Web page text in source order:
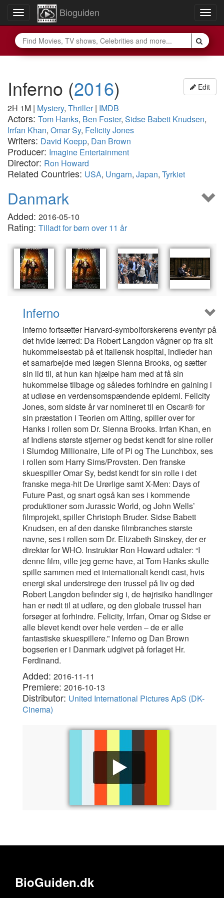
Toggle
navigation
Bioguiden
Edit
Inferno (2016)
2H 1M | Mystery, Thriller| IMDB
Actors: Tom Hanks, Ben Foster, Sidse Babett Knudsen,
Irrfan Khan, Omar Sy, Felicity Jones
Writers: David Koepp, Dan Brown
Producer: Imagine Entertainment
Director: Ron Howard
Related Countries: USA, Ungarn, Japan, Tyrkiet
Danmark
Added: 2016-05-10
Rating: Tilladt for børn over 11 år
Inferno
Inferno fortsætter Harvard-symbolforskerens eventyr på
det hvide lærred: Da Robert Langdon vågner op fra sit
hukommelsestab på et italiensk hospital, indleder han
et samarbejde med lægen Sienna Brooks, og sætter
sin lid til, at hun kan hjælpe ham med at få sin
hukommelse tilbage og således forhindre en galning i
at udløse en verdensomspændende epidemi. Felicity
Jones, som sidste år var nomineret til en Oscar® for
sin præstation i Teorien om Alting, spiller over for
Hanks i rollen som Dr. Sienna Brooks. Irrfan Khan, en
af Indiens største stjerner og bedst kendt for sine roller
i Slumdog Millionaire, Life of Pi og The Lunchbox, ses
i rollen som Harry Sims/Provsten. Den franske
skuespiller Omar Sy, bedst kendt for sin rolle i det
franske mega-hit De Urørlige samt X-Men: Days of
Future Past, og snart også kan ses i kommende
produktioner som Jurassic World, og John Wells’
filmprojekt, spiller Christoph Bruder. Sidse Babett
Knudsen, en af den danske filmbranches største
navne, ses i rollen som Dr. Elizabeth Sinskey, der er
direktør for WHO. Instruktør Ron Howard udtaler: “I
denne film, ville jeg gerne have, at Tom Hanks skulle
spille sammen med et internationalt kendt cast, hvis
energi skal understrege den trussel på liv og død
Robert Langdon befinder sig i, de højrisiko handlinger
han er nødt til at udføre, og den globale trussel han
forsøger at forhindre. Felicity, Irrfan, Omar og Sidse er
alle blevet kendt over hele verden – de er alle
fantastiske skuespillere.” Inferno og Dan Brown
bogserien er i Danmark udgivet på forlaget Hr.
Ferdinand.
Added: 2016-11-11
Premiere: 2016-10-13
Distributor: United International Pictures ApS (DK-
Cinema)
BioGuiden.dk